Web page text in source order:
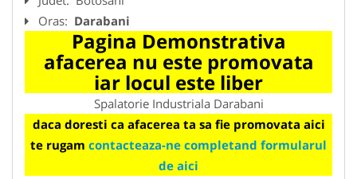
Oras: Darabani
Pagina Demonstrativa
afacerea nu este promovata
iar locul este liber
Spalatorie Industriala Darabani
daca doresti ca afacerea ta sa fie promovata aici
te rugam contacteaza-ne completand formularul
de aici